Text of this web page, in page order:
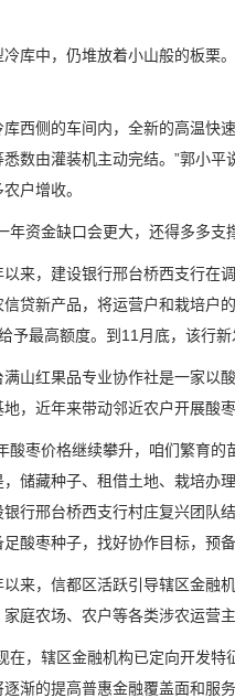
中，仍堆放着小山般的板栗。
侧的车间内，全新的高温快速
悉数由灌装机主动完结。”郭小
户增收。
资金缺口会更大，还得多多支撑
，建设银行邢台桥西支行在调
信贷新产品，将运营户和栽培户
予最高额度。到11月底，该行新
红果品专业协作社是一家以酸
，近年来带动邻近农户开展酸枣
枣价格继续攀升，咱们繁育的
，储藏种子、租借土地、栽培办
银行邢台桥西支行村庄复兴团队
足酸枣种子，找好协作目标，预
，信都区活跃引导辖区金融机
庭农场、农户等各类涉农运营
，辖区金融机构已定向开发特征
渐的提高普惠金融覆盖面和服